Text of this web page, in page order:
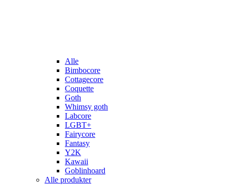
Alle
Bimbocore
Cottagecore
Coquette
Goth
Whimsy goth
Labcore
LGBT+
Fairycore
Fantasy
Y2K
Kawaii
Goblinhoard
Alle produkter